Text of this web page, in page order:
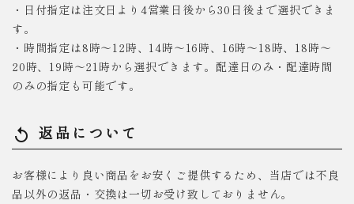
・日付指定は注文日より4営業日後から30日後まで選択できま
す。
・時間指定は8時～12時、14時～16時、16時～18時、18時～
20時、19時～21時から選択できます。配達日のみ・配達時間
のみの指定も可能です。
replay 返品について
お客様により良い商品をお安くご提供するため、当店では不良
品以外の返品・交換は一切お受け致しておりません。